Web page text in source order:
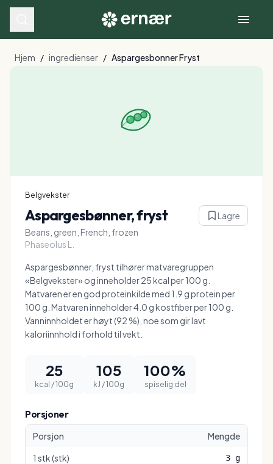
Hjem / ingredienser / Aspargesbonner Fryst
Belgvekster
Aspargesbønner, fryst
Lagre
Beans, green, French, frozen
Phaseolus L.
Aspargesbønner, fryst tilhører matvaregruppen
«Belgvekster» og inneholder 25 kcal per 100 g.
Matvaren er en god proteinkilde med 1.9 g protein per
100 g. Matvaren inneholder 4.0 g kostfiber per 100 g.
Vanninnholdet er høyt (92 %), noe som gir lavt
kaloriinnhold i forhold til vekt.
25
kcal / 100g
105
kJ / 100g
100%
spiselig del
Porsjoner
Porsjon
Mengde
1 stk(stk) 3 g